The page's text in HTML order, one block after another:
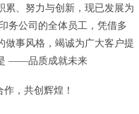
累、努力与创新，现已发展为
务公司的全体员工，凭借多
做事风格，竭诚为广大客户提
——品质成就未来
，共创辉煌！